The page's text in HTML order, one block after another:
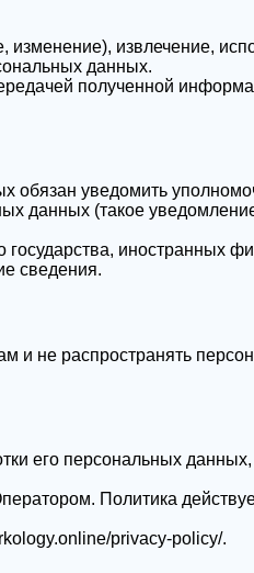
извлечение,
данных.
полученной
обязан уведомить
данных (такое
иностранных
сведения.
не распространять
его персональных
Политика
privacy-policy/.